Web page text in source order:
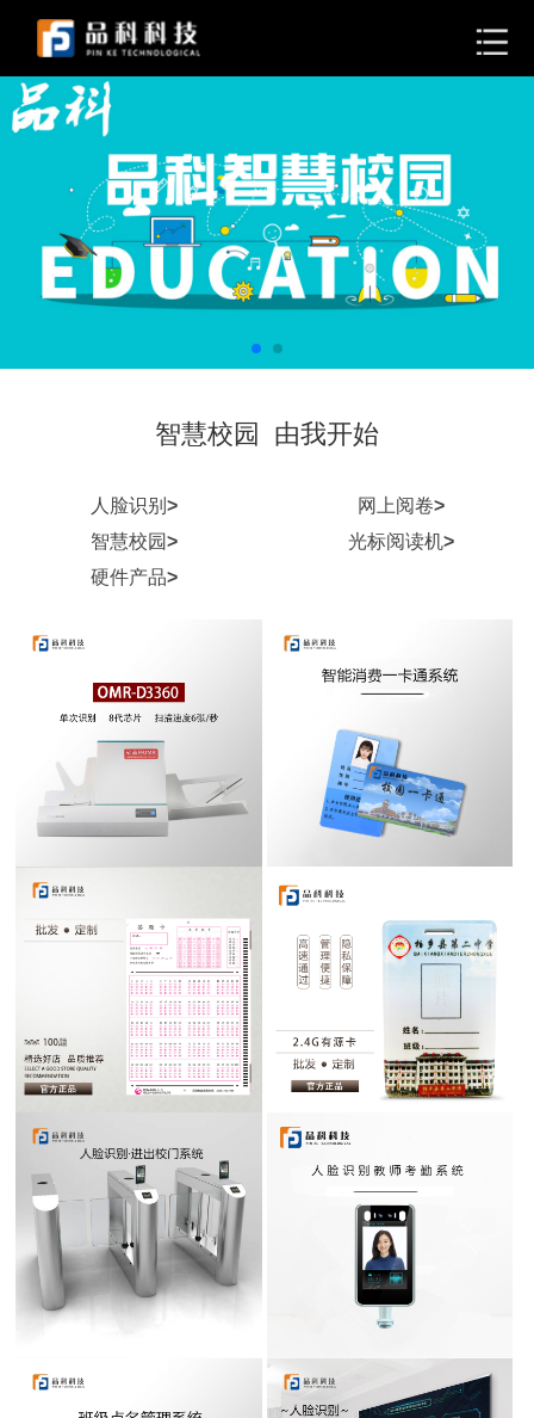
智慧校园 由我开始
人脸识别 > 网上阅卷>
智慧校园> 光标阅读机>
硬件产品>